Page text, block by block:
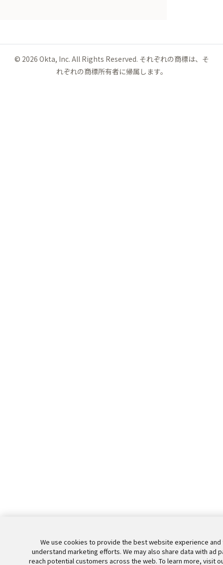
© 2026 Okta, Inc. All Rights Reserved. それぞれの商標は、そ
れぞれの商標所有者に帰属します。
We use cookies to provide the best website experience and
understand marketing efforts. We may also share data with ad
reach potential customers across the web. To learn more, visit